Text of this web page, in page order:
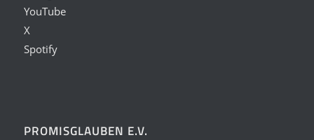
YouTube
X
Spotify
PROMISGLAUBEN E.V.